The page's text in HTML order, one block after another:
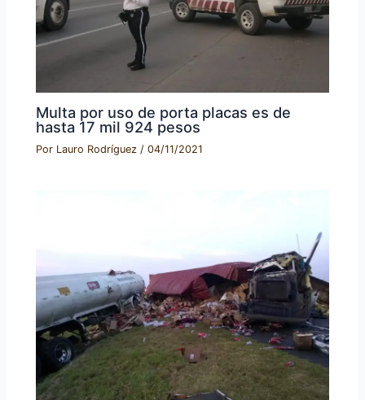
Multa por uso de porta placas es de
hasta 17 mil 924 pesos
Por Lauro Rodríguez/04/11/2021